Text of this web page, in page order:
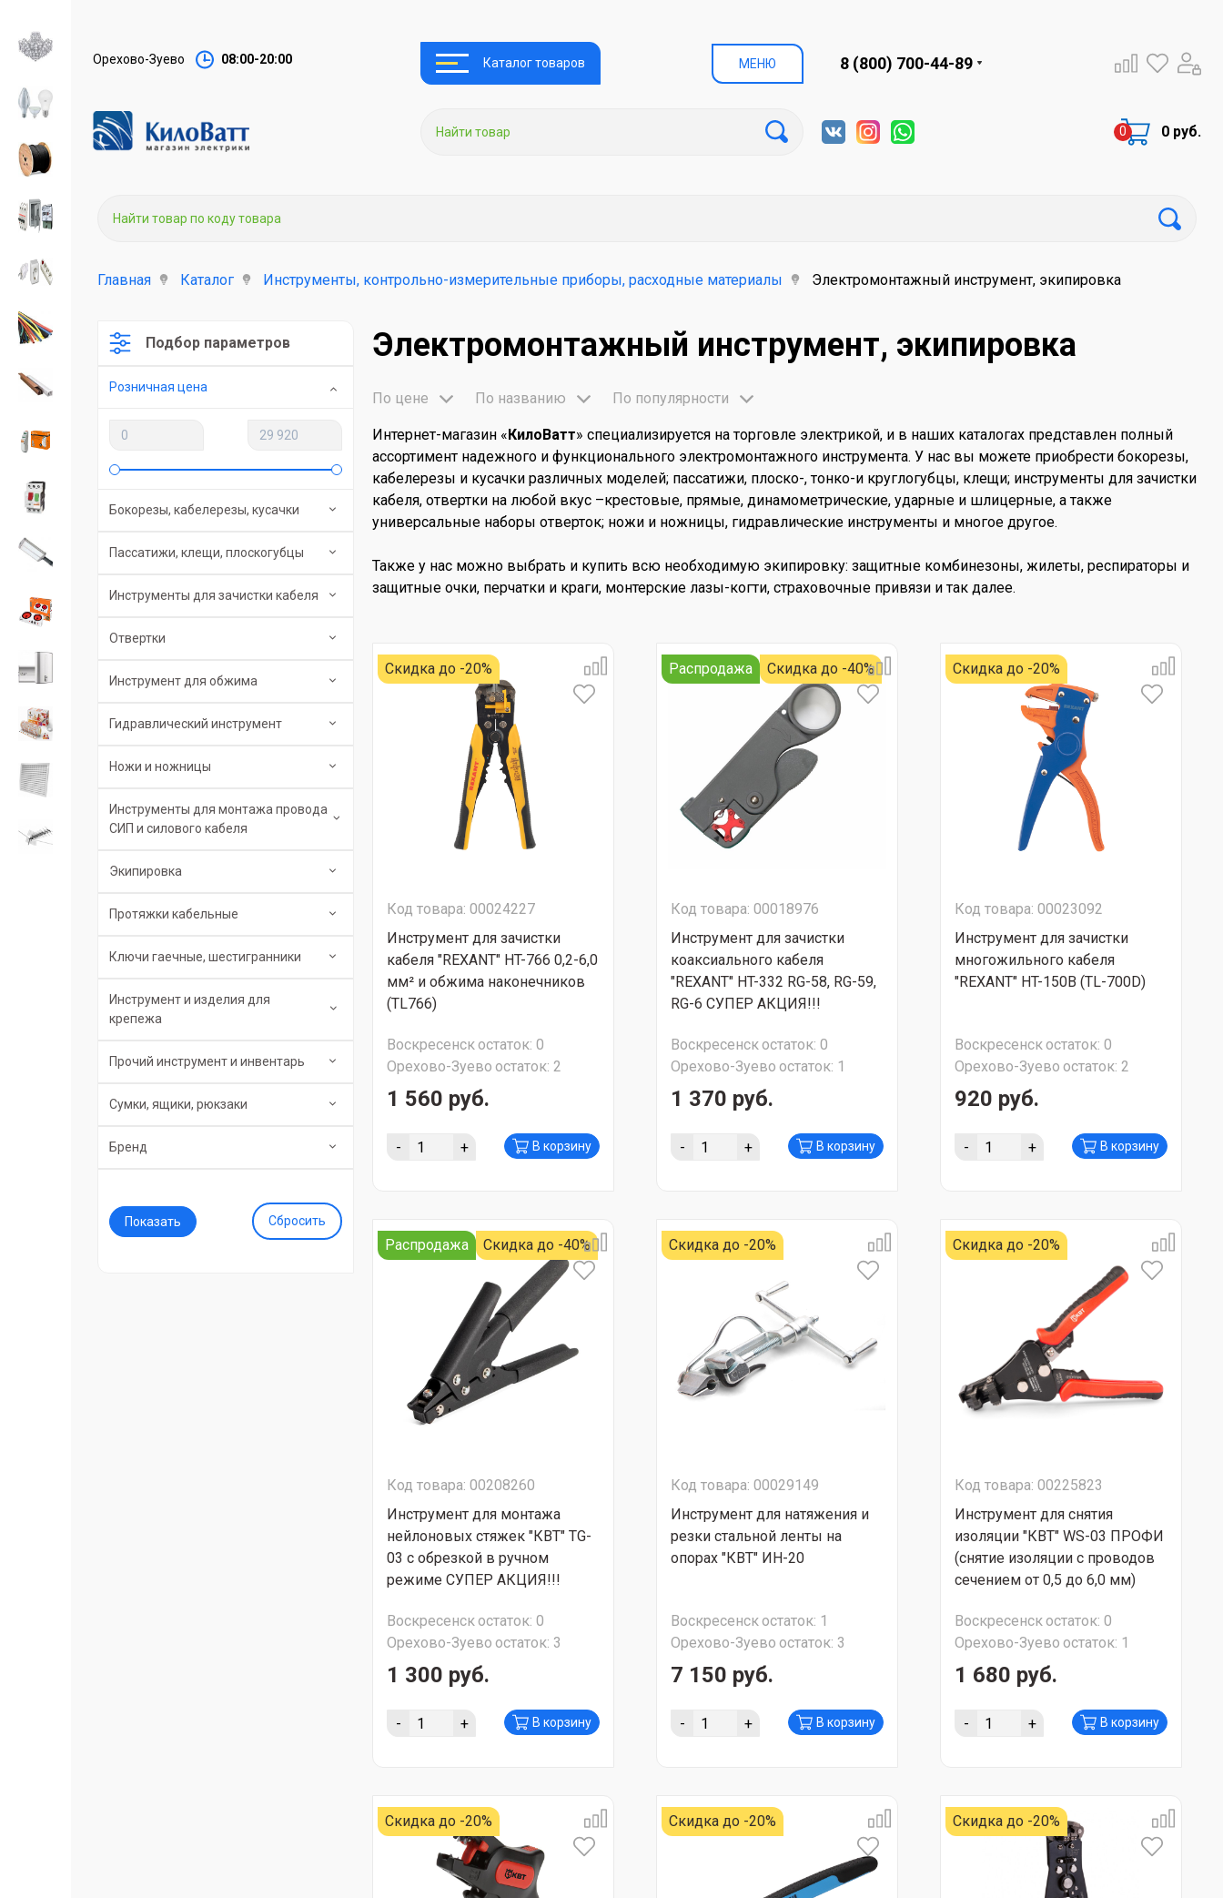
Орехово-Зуево 08:00-20:00 Каталог товаров МЕНЮ 8 (800) 700-44-89
0 руб.
Главная Каталог Инструменты, контрольно-измерительные приборы, расходные материалы Электромонтажный инструмент, экипировка
Подбор параметров
Розничная цена
Бокорезы, кабелерезы, кусачки
Пасcатижи, клещи, плоскогубцы
Инструменты для зачистки кабеля
Отвертки
Инструмент для обжима
Гидравлический инструмент
Ножи и ножницы
Инструменты для монтажа провода
СИП и силового кабеля
Экипировка
Протяжки кабельные
Ключи гаечные, шестигранники
Инструмент и изделия для
крепежа
Прочий инструмент и инвентарь
Сумки, ящики, рюкзаки
Бренд
Сбросить
Электромонтажный инструмент, экипировка
По цене По названию По популярности
Интернет-магазин «КилоВатт» специализируется на торговле электрикой, и в наших каталогах представлен полный
ассортимент надежного и функционального электромонтажного инструмента. У нас вы можете приобрести бокорезы,
кабелерезы и кусачки различных моделей; пассатижи, плоско-, тонко-и круглогубцы, клещи; инструменты для зачистки
кабеля, отвертки на любой вкус –крестовые, прямые, динамометрические, ударные и шлицерные, а также
универсальные наборы отверток; ножи и ножницы, гидравлические инструменты и многое другое.
Также у нас можно выбрать и купить всю необходимую экипировку: защитные комбинезоны, жилеты, респираторы и
защитные очки, перчатки и краги, монтерские лазы-когти, страховочные привязи и так далее.
Скидка до -20%
Код товара: 00024227
Инструмент для зачистки
кабеля "REXANT" HT-766 0,2-6,0
мм² и обжима наконечников
(TL766)
Воскресенскостаток: 0
Орехово-Зуево остаток: 2
1 560 руб.
- + В корзину
Распродажа Скидка до -40%
Код товара: 00018976
Инструмент для зачистки
коаксиального кабеля
"REXANT" HT-332 RG-58, RG-59,
RG-6 СУПЕР АКЦИЯ!!!
Воскресенскостаток: 0
Орехово-Зуево остаток: 1
1 370 руб.
- + В корзину
Скидка до -20%
Код товара: 00023092
Инструмент для зачистки
многожильного кабеля
"REXANT" HT-150B (TL-700D)
Воскресенскостаток: 0
Орехово-Зуево остаток: 2
920 руб.
- + В корзину
Распродажа Скидка до -40%
Код товара: 00208260
Инструмент для монтажа
нейлоновых стяжек "КВТ" TG-
03 с обрезкой в ручном
режиме СУПЕР АКЦИЯ!!!
Воскресенскостаток: 0
Орехово-Зуево остаток: 3
1 300 руб.
- + В корзину
Скидка до -20%
Код товара: 00029149
Инструмент для натяжения и
резки стальной ленты на
опорах "КВТ" ИН-20
Воскресенскостаток: 1
Орехово-Зуево остаток: 3
7 150 руб.
- + В корзину
Скидка до -20%
Код товара: 00225823
Инструмент для снятия
изоляции "КВТ" WS-03 ПРОФИ
(снятие изоляции с проводов
сечением от 0,5 до 6,0 мм)
Воскресенскостаток: 0
Орехово-Зуево остаток: 1
1 680 руб.
- + В корзину
Скидка до -20% Скидка до -20% Скидка до -20%